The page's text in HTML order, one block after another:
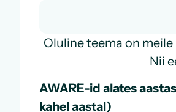
Oluline teema on
Nii
AWARE-id alates
kahel aastal)